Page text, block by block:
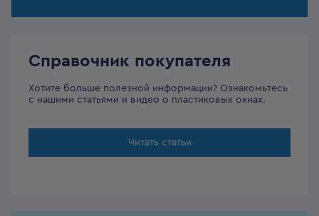
Справочник покупателя
Хотите больше полезной информации? Ознакомьтесь
с нашими статьями и видео о пластиковых окнах.
Читать статьи